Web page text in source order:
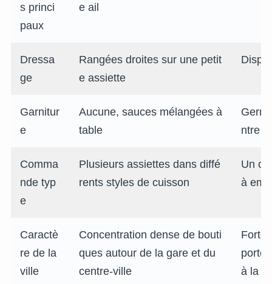
s princi
paux
e ail
Dressa
ge
Rangées droites sur une petit
e assiette
Garnitur
e
Aucune, sauces mélangées à
table
ntre
Comma
nde typ
e
Plusieurs assiettes dans diffé
rents styles de cuisson
Un
à
Caractè
re de la
ville
Concentration dense de bouti
ques autour de la gare et du
centre-ville
Forte
à la